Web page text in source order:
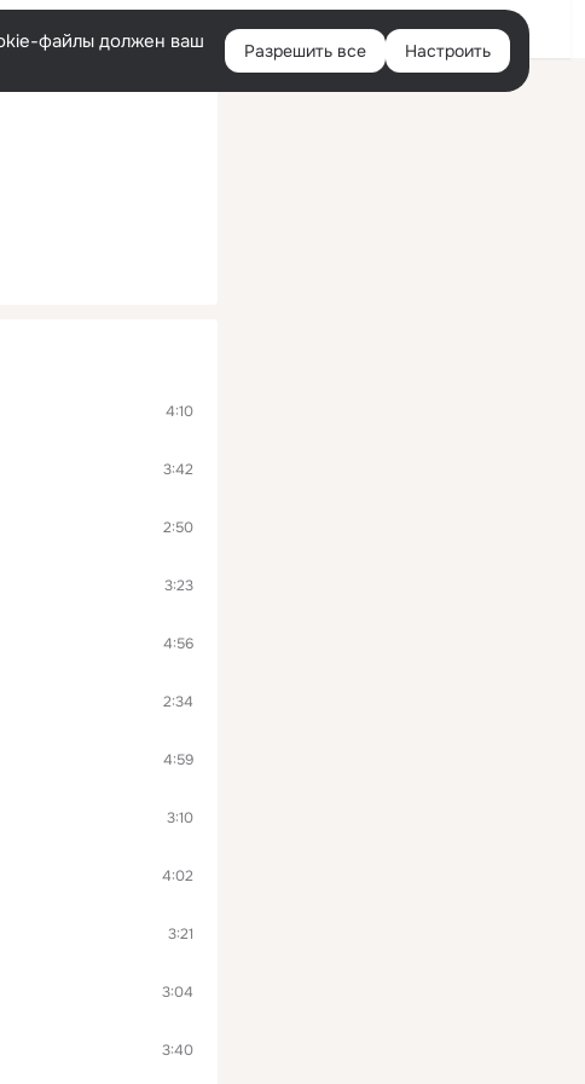
Войти
файлы должен ваш
Разрешить все Настроить
4:10
3:42
2:50
3:23
4:56
2:34
4:59
3:10
4:02
3:21
3:04
3:40